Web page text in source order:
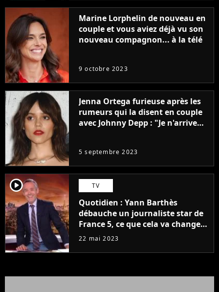
Marine Lorphelin de nouveau en
couple et vous aviez déjà vu son
nouveau compagnon... à la télé
9 octobre 2023
Jenna Ortega furieuse après les
rumeurs qui la disent en couple
avec Johnny Depp : "Je n'arrive
5 septembre 2023
player2 TV
Quotidien : Yann Barthès
débauche un journaliste star de
France 5, ce que cela va changer
à la rentrée
22 mai 2023